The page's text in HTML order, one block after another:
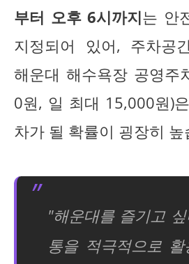
부터 오후 6시까지는 안
지정되어 있어, 주차공
해운대 해수욕장 공영주
0원, 일 최대 15,000원)
차가 될 확률이 굉장히 높
"해운대를 즐기고
통을 적극적으로